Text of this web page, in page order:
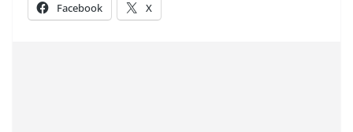
Facebook X